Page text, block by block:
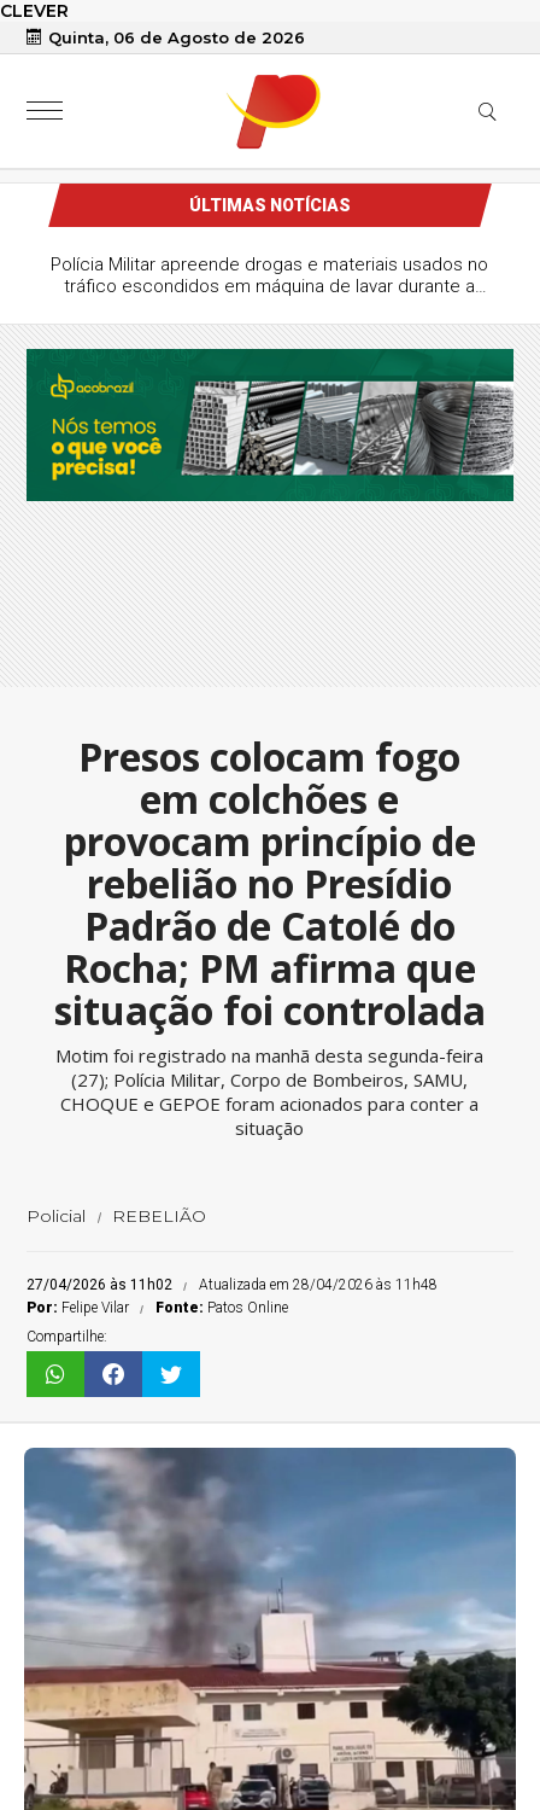
CLEVER
Quinta, 06 de Agosto de 2026
ÚLTIMAS NOTÍCIAS
Polícia Militar apreende drogas e materiais usados no
tráfico escondidos em máquina de lavar durante a
Presos colocam fogo
em colchões e
provocam princípio de
rebelião no Presídio
Padrão de Catolé do
Rocha; PM afirma que
situação foi controlada
Motim foi registrado na manhã desta segunda-feira
(27); Polícia Militar, Corpo de Bombeiros, SAMU,
CHOQUE e GEPOE foram acionados para conter a
situação
Policial REBELIÃO
27/04/2026 às 11h02
Atualizada em 28/04/2026 às 11h48
Por: Felipe Vilar Fonte: Patos Online
Compartilhe: